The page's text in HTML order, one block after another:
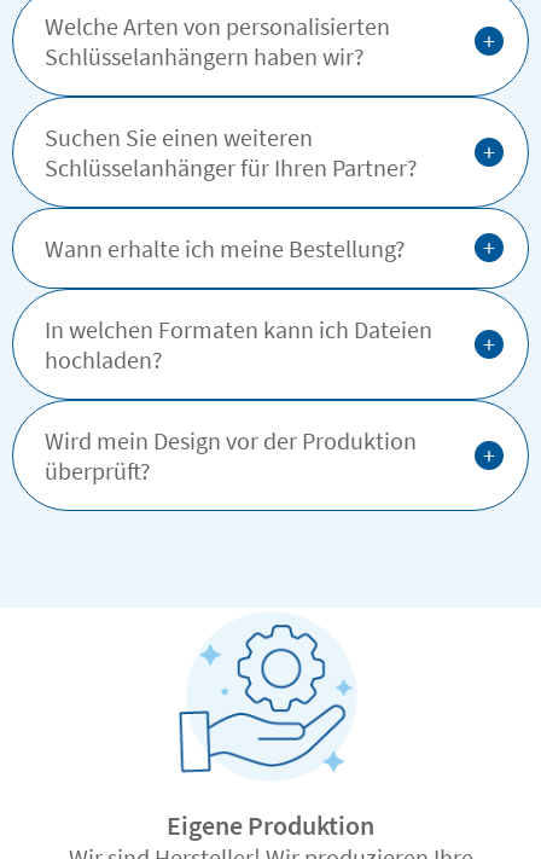
Welche Arten von personalisierten
Schlüsselanhängern haben wir?
+
Suchen Sie einen weiteren
Schlüsselanhänger für Ihren Partner?
+
Wann erhalte ich meine Bestellung? +
In welchen Formaten kann ich Dateien
hochladen?
+
Wird mein Design vor der Produktion
überprüft?
+
Eigene Produktion